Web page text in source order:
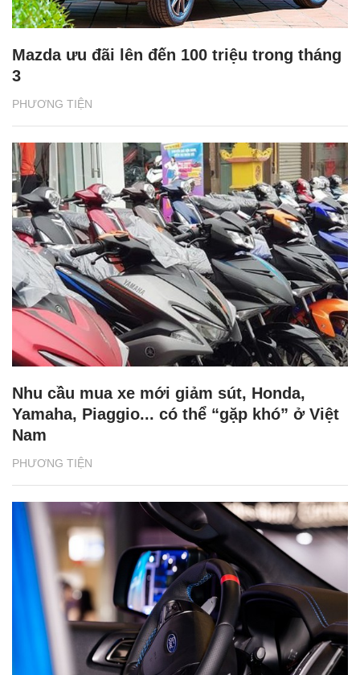
PHƯƠNG TIỆN
Mazda ưu đãi lên đến 100 triệu trong tháng
3
PHƯƠNG TIỆN
Nhu cầu mua xe mới giảm sút, Honda,
Yamaha, Piaggio... có thể “gặp khó” ở Việt
Nam